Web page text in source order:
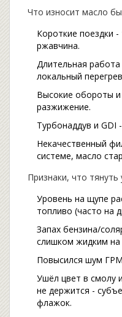
Что износит масло
Короткие поездки
ржавчина.
Длительная
локальный
Высокие обороты и
разжижение.
Турбонаддув и GDI
Некачественный
системе, масло
Признаки, что тянуть
Уровень на щупе
топливо (часто на
Запах бензина/
слишком жидким на
Повысился шум
Ушёл цвет в смолу
не держится -
флажок.